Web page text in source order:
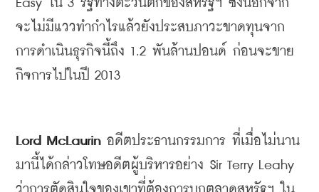
Easy
ใน 3 รัฐทางตะวันตกของสหรัฐฯ ซึ่งนอกจาก
จะไม่มีแววทำกำไรแล้วยังประสบภาวะขาดทุนจาก
การดำเนินธุรกิจนี้ถึง 1.2 พันล้านปอนด์ ก่อนจะขาย
กิจการไปในปี 2013
Lord McLaurin อดีตประธานกรรมการ ที่เมื่อไม่นาน
มานี้ได้กล่าวโทษอดีตผู้บริหารอย่าง